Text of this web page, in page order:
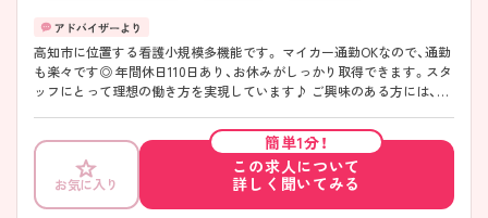
高知市に位置する看護小規模多機能です。 マイカー通勤OKなので、通勤
も楽々です◎ 年間休日110日あり、お休みがしっかり取得できます。スタ
ッフにとって理想の働き方を実現しています♪ ご興味のある方には、面
お気に入り
簡単1分！
この求人について
詳しく聞いてみる